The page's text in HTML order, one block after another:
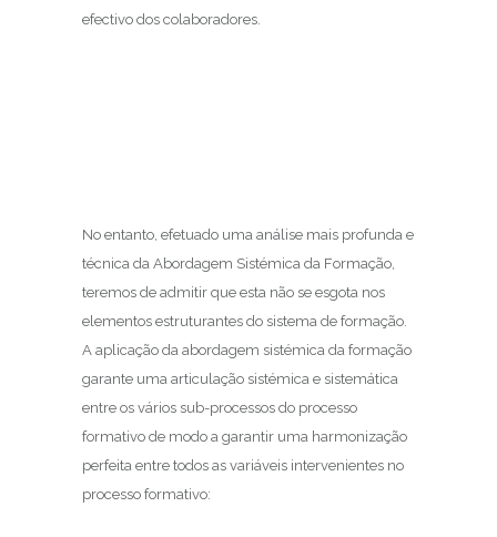
efectivo dos colaboradores.
No entanto, efetuado uma análise mais profunda e
técnica da Abordagem Sistémica da Formação,
teremos de admitir que esta não se esgota nos
elementos estruturantes do sistema de formação.
A aplicação da abordagem sistémica da formação
garante uma articulação sistémica e sistemática
entre os vários sub-processos do processo
formativo de modo a garantir uma harmonização
perfeita entre todos as variáveis intervenientes no
processo formativo: